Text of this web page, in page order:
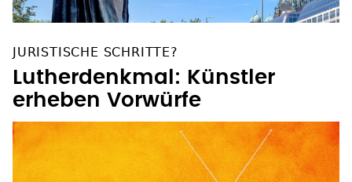
JURISTISCHE SCHRITTE?
Lutherdenkmal: Künstler
erheben Vorwürfe